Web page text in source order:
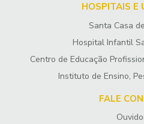
HOSPITAIS E
Santa Casa
Hospital Infantil
Centro de Educação
Instituto de Ensino,
FALE